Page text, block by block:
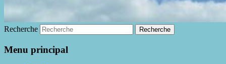
Recherche
Menu principal